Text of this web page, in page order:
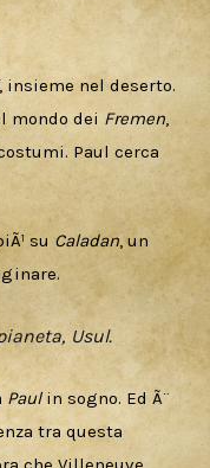
insieme nel deserto.
mondo dei Fremen,
Paul cerca
su Caladan, un
Usul.
Paul in sogno. Ed Ã¨
tra questa